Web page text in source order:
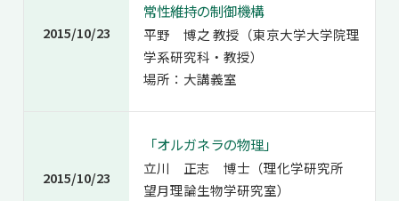
2015/10/23
常性維持の制御機構
平野 博之 教授（東京大学大学院理
学系研究科・教授）
場所：大講義室
2015/10/23
「オルガネラの物理」
立川 正志 博士（理化学研究所
望月理論生物学研究室）